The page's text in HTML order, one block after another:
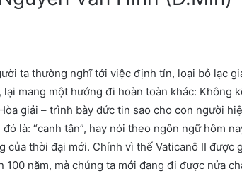
ta thường nghĩ tới việc định tín, loại bỏ lạc
lại mang một hướng đi hoàn toàn khác: Không
giải – trình bày đức tin sao cho con người
là: “canh tân”, hay nói theo ngôn ngữ hôm
của thời đại mới. Chính vì thế Vaticanô II được
100 năm, mà chúng ta mới đang đi được nửa